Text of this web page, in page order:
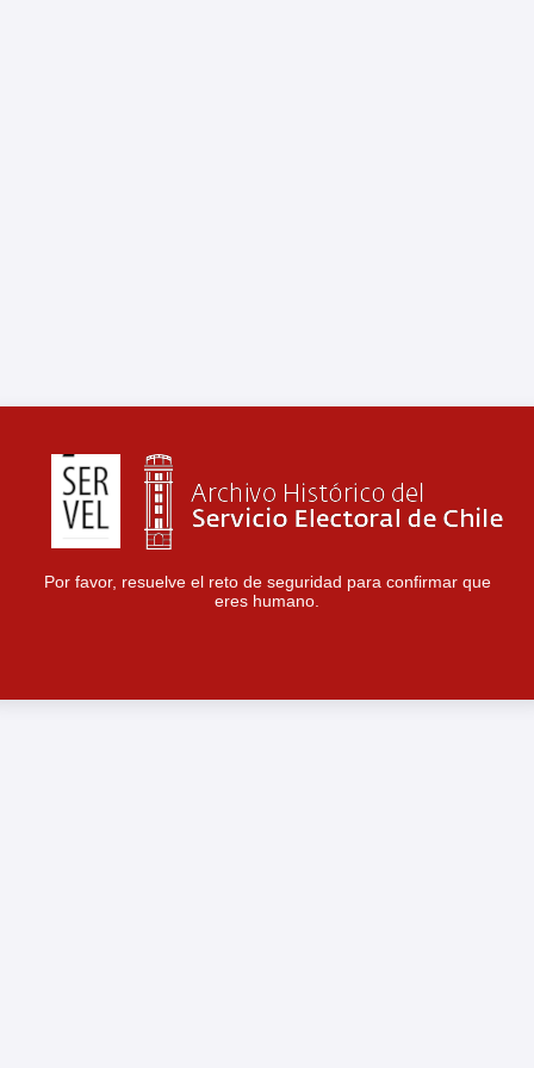
Por favor, resuelve el reto de seguridad para confirmar que
eres humano.